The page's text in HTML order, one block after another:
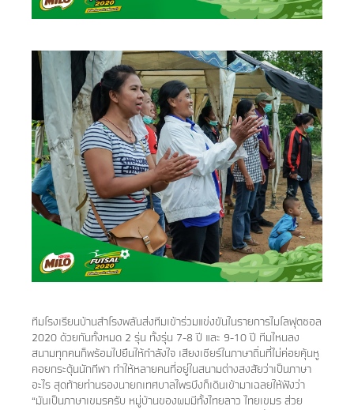
ทีมโรงเรียนบ้านสำโรงพลันส่งทีมเข้าร่วมแข่งขันในรายการไมโลฟุตซอล
2020 ด้วยกันทั้งหมด 2 รุ่น ทั้งรุ่น 7-8 ปี และ 9-10 ปี ทีมไหนลง
สนามทุกคนก็พร้อมไปยืนให้กำลังใจ เสียงเชียร์ในภาษาถิ่นที่ไม่ค่อยคุ้นหู
คอยกระตุ้นนักกีฬา ทำให้หลายคนที่อยู่ในสนามต่างสงสัยว่าเป็นภาษา
อะไร สุดท้ายท่านรองนายกเทศบาลไพรบึงก็เดินเข้ามาเฉลยให้ฟังว่า
“มันเป็นภาษาเขมรครับ หมู่บ้านของผมมีทั้งไทยลาว ไทยเขมร ส่วย